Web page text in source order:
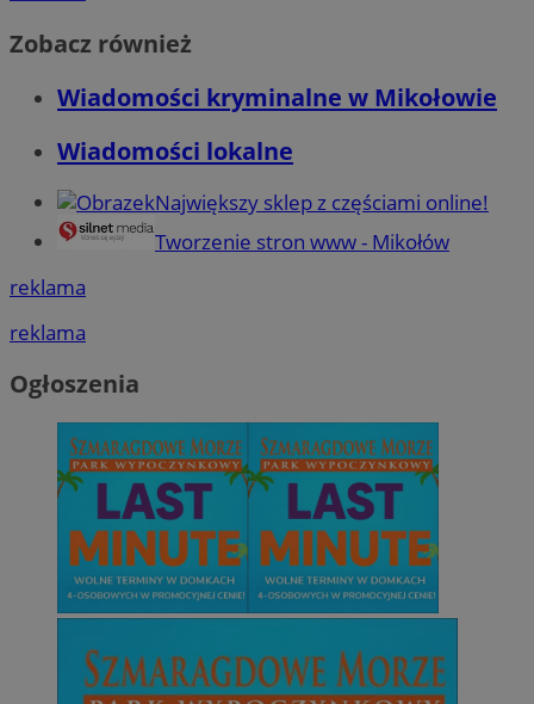
Zobacz również
Wiadomości kryminalne w Mikołowie
Wiadomości lokalne
Największy sklep z częściami online!
Tworzenie stron www - Mikołów
reklama
reklama
Ogłoszenia